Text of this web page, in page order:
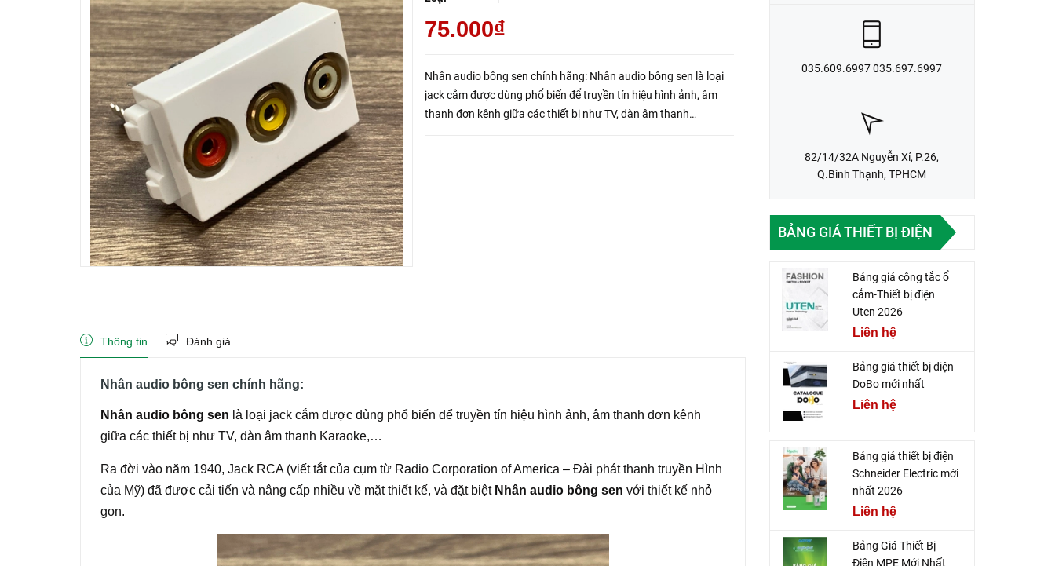
75.000₫
Nhân audio bông sen chính hãng: Nhân audio bông sen là loại
jack cắm được dùng phổ biến để truyền tín hiệu hình ảnh, âm
thanh đơn kênh giữa các thiết bị như TV, dàn âm thanh
Thông tin Đánh giá
Nhân audio bông sen chính hãng:
Nhân audio bông sen là loại jack cắm được dùng phổ biến để truyền tín hiệu hình ảnh, âm thanh đơn kênh
giữa các thiết bị như TV, dàn âm thanh Karaoke,…
Ra đời vào năm 1940, Jack RCA (viết tắt của cụm từ Radio Corporation of America – Đài phát thanh truyền Hình
của Mỹ) đã được cải tiến và nâng cấp nhiều về mặt thiết kế, và đặt biệt Nhân audio bông sen với thiết kế nhỏ
gọn.
035.609.6997 035.697.6997
82/14/32A Nguyễn Xí, P.26,
Q.Bình Thạnh, TPHCM
BẢNG GIÁ THIẾT BỊ ĐIỆN
Bảng giá công tắc ổ
cắm-Thiết bị điện
Uten 2026
Liên hệ
Bảng giá thiết bị điện
DoBo mới nhất
Liên hệ
Bảng giá thiết bị điện
Schneider Electric mới
nhất 2026
Liên hệ
Bảng Giá Thiết Bị
Điện MPE Mới Nhất